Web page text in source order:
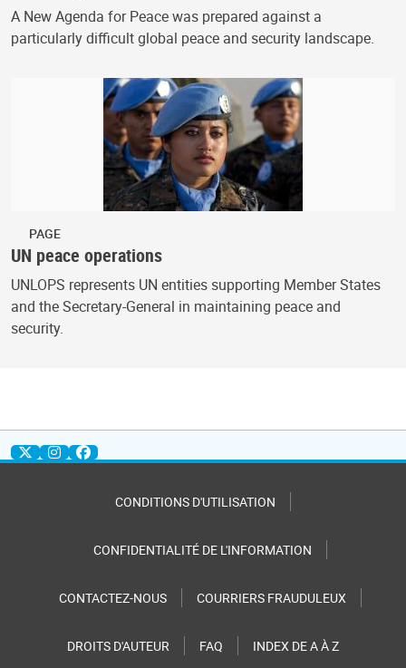
A New Agenda for Peace was prepared against a
particularly difficult global peace and security landscape.
PAGE
UN peace operations
UNLOPS represents UN entities supporting Member States
and the Secretary-General in maintaining peace and
security.
CONDITIONS D'UTILISATION
CONFIDENTIALITÉ DE L'INFORMATION
CONTACTEZ-NOUS COURRIERS FRAUDULEUX
DROITS D'AUTEUR FAQ INDEX DE A À Z